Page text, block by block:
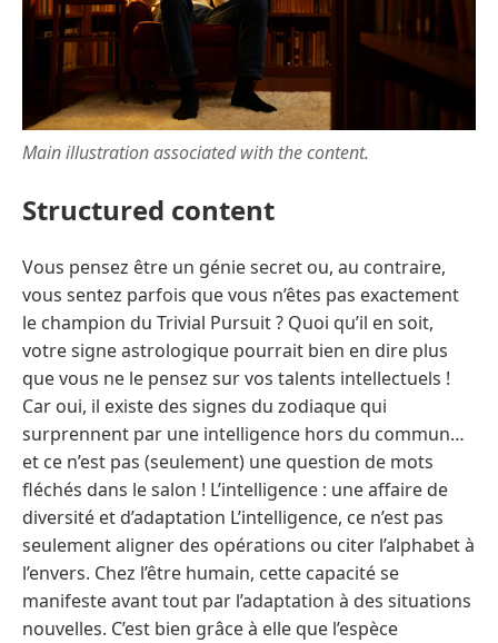
Main illustration associated with the content.
Structured content
Vous pensez être un génie secret ou, au contraire,
vous sentez parfois que vous n’êtes pas exactement
le champion du Trivial Pursuit ? Quoi qu’il en soit,
votre signe astrologique pourrait bien en dire plus
que vous ne le pensez sur vos talents intellectuels !
Car oui, il existe des signes du zodiaque qui
surprennent par une intelligence hors du commun…
et ce n’est pas (seulement) une question de mots
fléchés dans le salon ! L’intelligence : une affaire de
diversité et d’adaptation L’intelligence, ce n’est pas
seulement aligner des opérations ou citer l’alphabet à
l’envers. Chez l’être humain, cette capacité se
manifeste avant tout par l’adaptation à des situations
nouvelles. C’est bien grâce à elle que l’espèce